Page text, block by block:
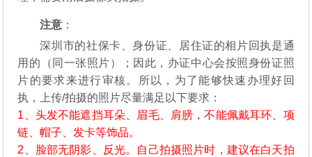
注意 ：
深圳市的社保卡、身份证、居住证的相片回执是通
用的（同一张照片）；因此，办证中心会按照身份证照
片的要求来进行审核。所以，为了能够快速办理好回
执，上传/拍摄的照片尽量满足以下要求：
1、头发不能遮挡耳朵、眉毛、肩膀，不能佩戴耳环、项
链、帽子、发卡等饰品。
2、脸部无阴影、反光。自己拍摄照片时，建议在白天拍